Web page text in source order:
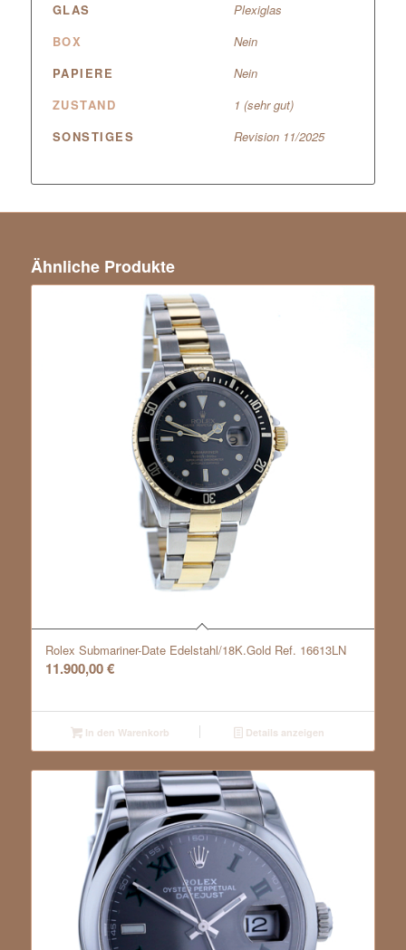
GLAS
Plexiglas
BOX
Nein
PAPIERE
Nein
ZUSTAND
1 (sehr gut)
SONSTIGES
Revision 11/2025
Ähnliche Produkte
Rolex Submariner-Date Edelstahl/18K.Gold Ref. 16613LN
11.900,00€
In den Warenkorb Details anzeigen